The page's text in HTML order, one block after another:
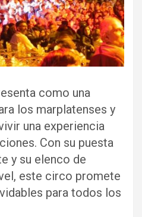
como una
los marplatenses y
una experiencia
Con su puesta
y su elenco de
este circo promete
para todos los